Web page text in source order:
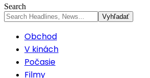
Search
Obchod
V kinách
Počasie
Filmy